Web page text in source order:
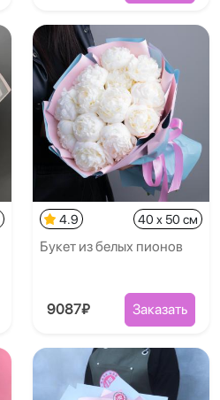
4.9 40 x 50 см
Букет из белых пионов
9087₽ Заказать